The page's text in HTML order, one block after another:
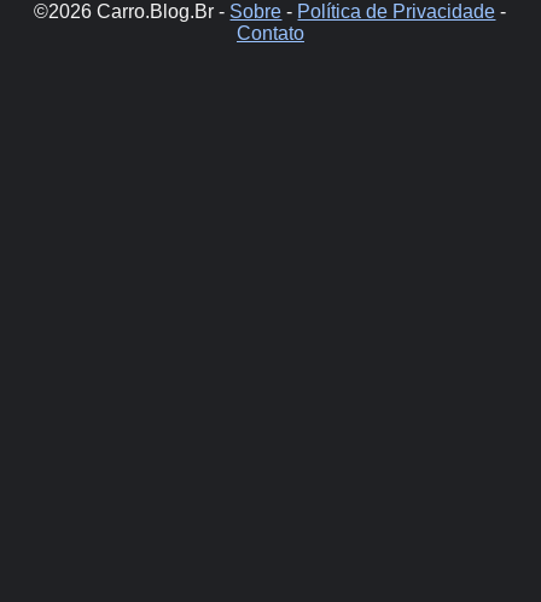
©2026 Carro.Blog.Br - Sobre - Política de Privacidade -
Contato